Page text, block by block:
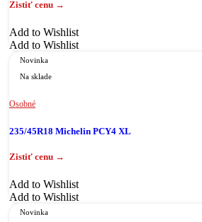
Add to Wishlist
Add to Wishlist
Novinka
Na sklade
Osobné
235/45R18 Michelin PCY4 XL
Add to Wishlist
Add to Wishlist
Novinka